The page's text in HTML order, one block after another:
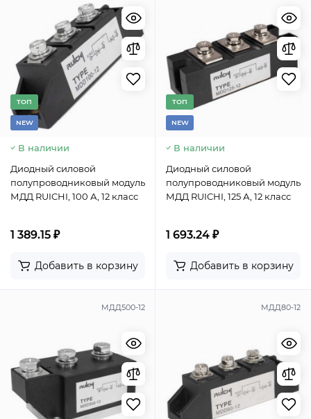
TОП
NEW
В наличии
Диодный силовой
полупроводниковый модуль
МДД RUICHI, 100 А, 12 класс
1 389.15 ₽
Добавить в корзину
TОП
NEW
В наличии
Диодный силовой
полупроводниковый модуль
МДД RUICHI, 125 А, 12 класс
1 693.24 ₽
Добавить в корзину
МДД500-12 МДД80-12